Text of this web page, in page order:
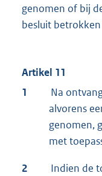
genomen of bij
besluit
Artikel 11
1
Na
alvorens
genomen,
met
2
Indien de